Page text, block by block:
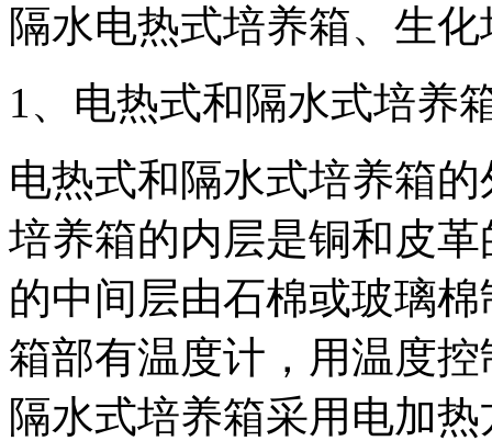
隔水电热式培养箱、生
1、电热式和隔水式培养
电热式和隔水式培养箱
培养箱的内层是铜和皮
的中间层由石棉或玻璃
箱部有温度计，用温度
隔水式培养箱采用电加